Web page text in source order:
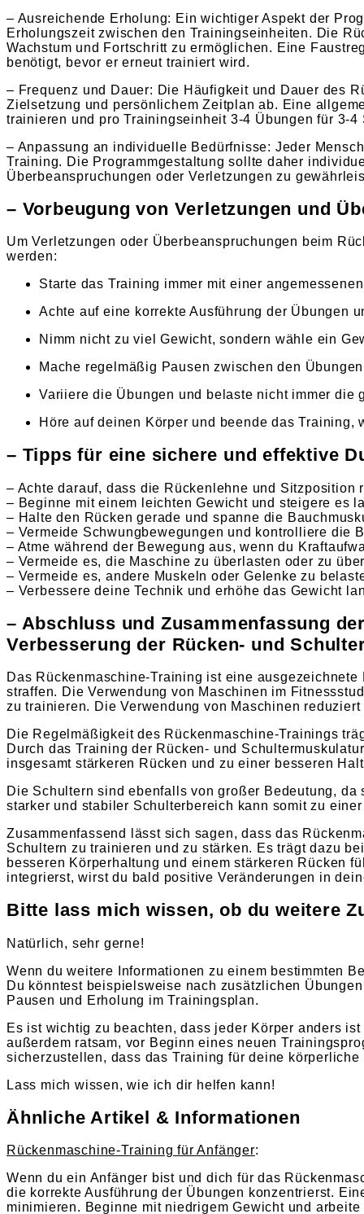
– Ausreichende Erholung: Ein wichtiger Aspekt der
Erholungszeit zwischen den Trainingseinheiten. Die
Wachstum und Fortschritt zu ermöglichen. Eine
benötigt, bevor er erneut trainiert wird.
– Frequenz und Dauer: Die Häufigkeit und Dauer des
Zielsetzung und persönlichem Zeitplan ab. Eine
trainieren und pro Trainingseinheit 3-4 Übungen für 3-4
– Anpassung an individuelle Bedürfnisse: Jeder
Training. Die Programmgestaltung sollte daher
Überbeanspruchungen oder Verletzungen zu
– Vorbeugung von Verletzungen und
Um Verletzungen oder Überbeanspruchungen beim
werden:
Starte das Training immer mit einer
Achte auf eine korrekte Ausführung der Übungen
Nimm nicht zu viel Gewicht, sondern wähle ein
Mache regelmäßig Pausen zwischen den
Variiere die Übungen und belaste nicht immer die
Höre auf deinen Körper und beende das
– Tipps für eine sichere und effektive
– Achte darauf, dass die Rückenlehne und
– Beginne mit einem leichten Gewicht und steigere es
– Halte den Rücken gerade und spanne die
– Vermeide Schwungbewegungen und kontrolliere die
– Atme während der Bewegung aus, wenn du
– Vermeide es, die Maschine zu überlasten oder zu
– Vermeide es, andere Muskeln oder Gelenke zu
– Verbessere deine Technik und erhöhe das Gewicht
– Abschluss und Zusammenfassung
Verbesserung der Rücken- und
Das Rückenmaschine-Training ist eine
straffen. Die Verwendung von Maschinen im
zu trainieren. Die Verwendung von Maschinen
Die Regelmäßigkeit des Rückenmaschine-Trainings
Durch das Training der Rücken- und
insgesamt stärkeren Rücken und zu einer besseren
Die Schultern sind ebenfalls von großer Bedeutung,
starker und stabiler Schulterbereich kann somit zu
Zusammenfassend lässt sich sagen, dass das
Schultern zu trainieren und zu stärken. Es trägt dazu
besseren Körperhaltung und einem stärkeren Rücken
integrierst, wirst du bald positive Veränderungen in
Bitte lass mich wissen, ob du weitere
Natürlich, sehr gerne!
Wenn du weitere Informationen zu einem bestimmten
Du könntest beispielsweise nach zusätzlichen
Pausen und Erholung im Trainingsplan.
Es ist wichtig zu beachten, dass jeder Körper anders
außerdem ratsam, vor Beginn eines neuen
sicherzustellen, dass das Training für deine
Lass mich wissen, wie ich dir helfen kann!
Ähnliche Artikel & Informationen
Rückenmaschine-Training für Anfänger:
Wenn du ein Anfänger bist und dich für das
die korrekte Ausführung der Übungen konzentrierst.
minimieren. Beginne mit niedrigem Gewicht und